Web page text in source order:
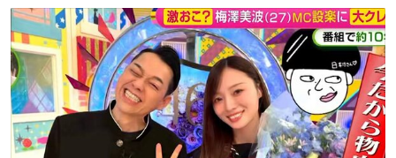
どなく、お別れです←🆕 … 60位 キングダム 魂の決戦←🆕
ト
数
数